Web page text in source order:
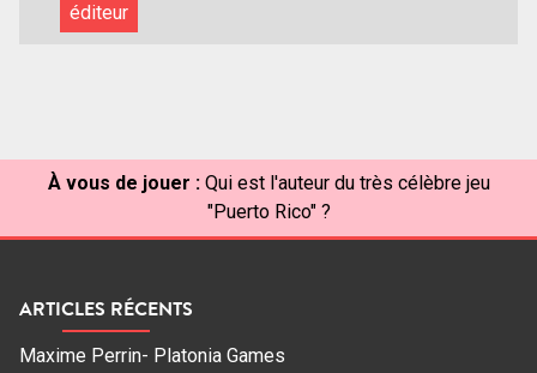
éditeur
À vous de jouer : Qui est l'auteur du très célèbre jeu
"Puerto Rico" ?
ARTICLES RÉCENTS
Maxime Perrin- Platonia Games